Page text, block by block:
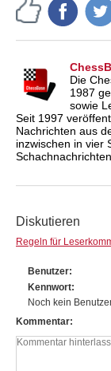
Die
1987
sowie
Seit 1997
Nachrichten aus
inzwischen in vier
Diskutieren
Regeln für
Benutzer
Kennwort
Noch kein
Kommentar